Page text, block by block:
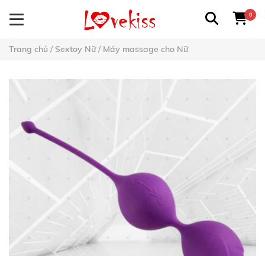
0
Trang chủ / Sextoy Nữ/ Máy massage cho Nữ